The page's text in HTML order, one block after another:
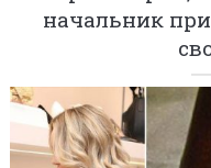
начальник